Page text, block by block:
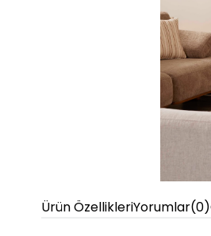
Ürün ÖzellikleriYorumlar(0)